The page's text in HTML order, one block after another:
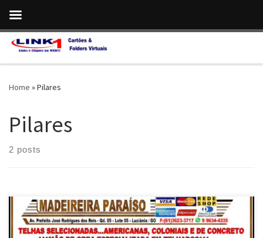
Skip to content
Home »Pilares
Pilares
2 posts